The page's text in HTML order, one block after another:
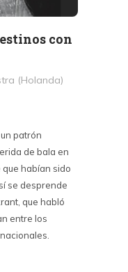
con
(Holanda)
patrón
de bala en
que habían sido
se desprende
que habló
entre los